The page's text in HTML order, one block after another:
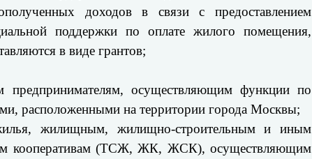
доходов в связи с предоставлением
поддержки по оплате жилого помещения,
в виде грантов;
предпринимателям, осуществляющим функции по
расположенными на территории города Москвы;
жилищным, жилищно-строительным и иным
кооперативам (ТСЖ, ЖК, ЖСК), осуществляющим